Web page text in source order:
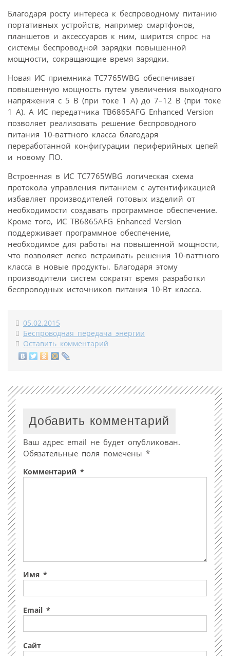
Благодаря росту интереса к беспроводному питанию
портативных устройств, например смартфонов,
планшетов и аксессуаров к ним, ширится спрос на
системы беспроводной зарядки повышенной
мощности, сокращающие время зарядки.
Новая ИС приемника TC7765WBG обеспечивает
повышенную мощность путем увеличения выходного
напряжения с 5 В (при токе 1 А) до 7–12 В (при токе
1 А). А ИС передатчика TB6865AFG Enhanced Version
позволяет реализовать решение беспроводного
питания 10-ваттного класса благодаря
переработанной конфигурации периферийных цепей
и новому ПО.
Встроенная в ИС TC7765WBG логическая схема
протокола управления питанием с аутентификацией
избавляет производителей готовых изделий от
необходимости создавать программное обеспечение.
Кроме того, ИС TB6865AFG Enhanced Version
поддерживает программное обеспечение,
необходимое для работы на повышенной мощности,
что позволяет легко встраивать решения 10-ваттного
класса в новые продукты. Благодаря этому
производители систем сократят время разработки
беспроводных источников питания 10-Вт класса.
05.02.2015
Беспроводная передача энергии
Оставить комментарий
Добавить комментарий
Ваш адрес email не будет опубликован.
Обязательные поля помечены *
Комментарий *
Имя *
Email *
Сайт